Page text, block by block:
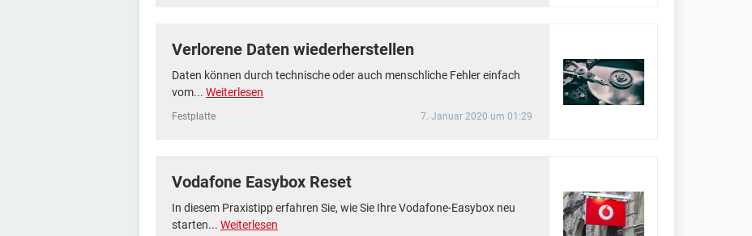
Verlorene Daten wiederherstellen
Daten können durch technische oder auch menschliche Fehler einfach
vom... Weiterlesen
Festplatte 7. Januar 2020 um 01:29
Vodafone Easybox Reset
In diesem Praxistipp erfahren Sie, wie Sie Ihre Vodafone-Easybox neu
starten... Weiterlesen